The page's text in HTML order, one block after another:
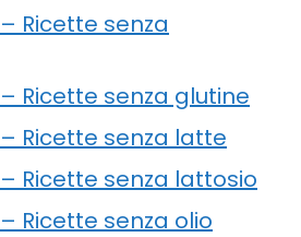
Ricette senza
Ricette senza glutine
Ricette senza latte
Ricette senza lattosio
Ricette senza olio